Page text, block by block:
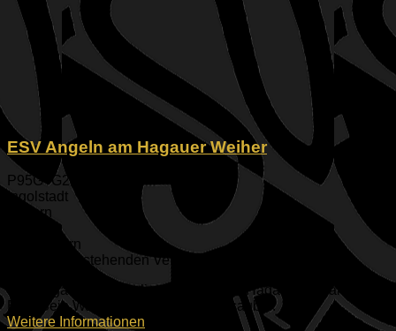
ESV Angeln am Hagauer Weiher
P95G+G2 Ingolstadt
Ingolstadt
Bayern
Oberbayern
Keine bevorstehenden Veranstaltungen
Der Hagauer Weiher liegt südlich von Hagau, dicht an der
B16. Sein Wasser ist superklar und sauber.
Weitere Informationen